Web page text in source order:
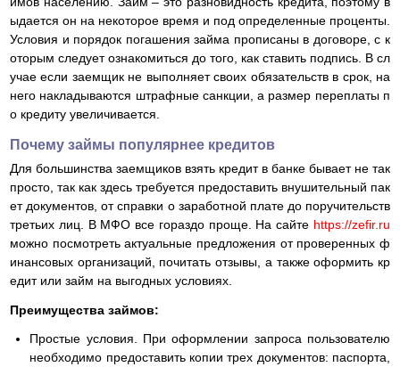
ыдается он на некоторое время и под определенные проценты.
Условия и порядок погашения займа прописаны в договоре, с к
оторым следует ознакомиться до того, как ставить подпись. В сл
учае если заемщик не выполняет своих обязательств в срок, на
него накладываются штрафные санкции, а размер переплаты п
о кредиту увеличивается.
Почему займы популярнее кредитов
Для большинства заемщиков взять кредит в банке бывает не так
просто, так как здесь требуется предоставить внушительный пак
ет документов, от справки о заработной плате до поручительств
третьих лиц. В МФО все гораздо проще. На сайте https://zefir.ru
можно посмотреть актуальные предложения от проверенных ф
инансовых организаций, почитать отзывы, а также оформить кр
едит или займ на выгодных условиях.
Преимущества займов:
Простые условия. При оформлении запроса пользователю
необходимо предоставить копии трех документов: паспорта,